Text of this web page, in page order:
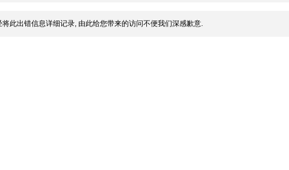
此出错信息详细记录, 由此给您带来的访问不便我们深感歉意.